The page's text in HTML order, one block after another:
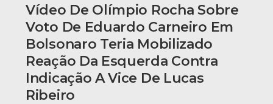
Vídeo De Olímpio Rocha Sobre
Voto De Eduardo Carneiro Em
Bolsonaro Teria Mobilizado
Reação Da Esquerda Contra
Indicação A Vice De Lucas
Ribeiro